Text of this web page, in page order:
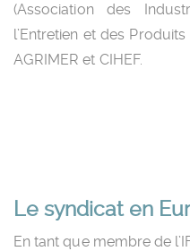
(Association des
l’Entretien et des
AGRIMER et CIHEF.
Le syndicat en
En tant que membre de